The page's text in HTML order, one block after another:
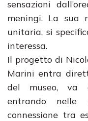
sensazioni
meningi. La sua
unitaria, si
interessa.
Il progetto di
Marini entra
del museo, va
entrando nelle
connessione tra